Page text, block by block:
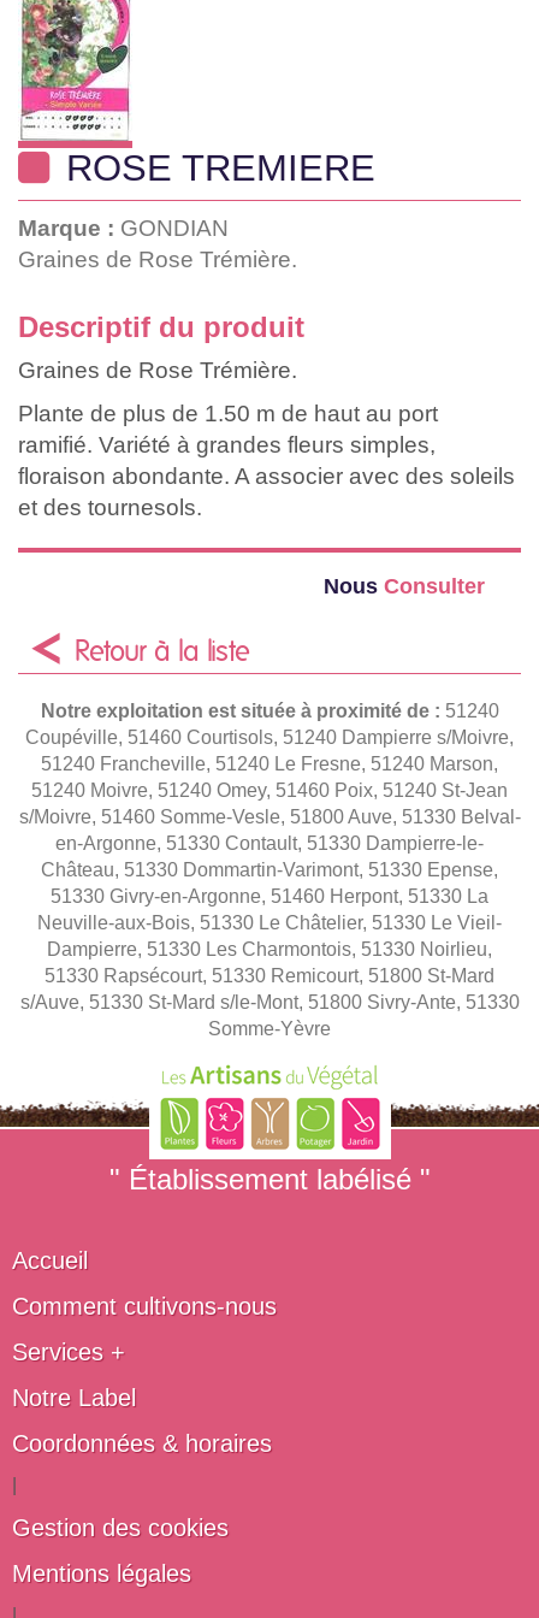
ROSE TREMIERE
Marque : GONDIAN
Graines de Rose Trémière.
Descriptif du produit
Graines de Rose Trémière.
Plante de plus de 1.50 m de haut au port
ramifié. Variété à grandes fleurs simples,
floraison abondante. A associer avec des soleils
et des tournesols.
Nous Consulter
Retour à la liste
Notre exploitation est située à proximité de : 51240
Coupéville, 51460 Courtisols, 51240 Dampierre s/Moivre,
51240 Francheville, 51240 Le Fresne, 51240 Marson,
51240 Moivre, 51240 Omey, 51460 Poix, 51240 St-Jean
s/Moivre, 51460 Somme-Vesle, 51800 Auve, 51330 Belval-
en-Argonne, 51330 Contault, 51330 Dampierre-le-
Château, 51330 Dommartin-Varimont, 51330 Epense,
51330 Givry-en-Argonne, 51460 Herpont, 51330 La
Neuville-aux-Bois, 51330 Le Châtelier, 51330 Le Vieil-
Dampierre, 51330 Les Charmontois, 51330 Noirlieu,
51330 Rapsécourt, 51330 Remicourt, 51800 St-Mard
s/Auve, 51330 St-Mard s/le-Mont, 51800 Sivry-Ante, 51330
Somme-Yèvre
" Établissement labélisé "
Accueil
Comment cultivons-nous
Services +
Notre Label
Coordonnées & horaires
Gestion des cookies
Mentions légales